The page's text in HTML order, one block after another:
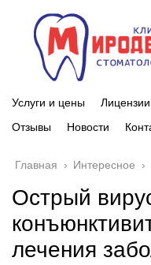
Услуги и цены
Отзывы
Новости
Главная › Интересное ›
Острый
лечения